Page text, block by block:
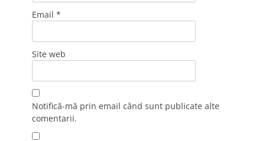
Email *
Site web
Notifică-mă prin email când sunt publicate alte
comentarii.